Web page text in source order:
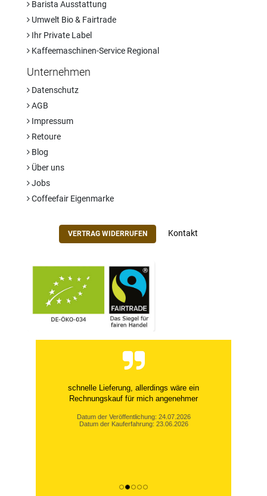
Barista Ausstattung
Umwelt Bio & Fairtrade
Ihr Private Label
Kaffeemaschinen-Service Regional
Unternehmen
Datenschutz
AGB
Impressum
Retoure
Blog
Über uns
Jobs
Coffeefair Eigenmarke
VERTRAG WIDERRUFEN Kontakt
schnelle Lieferung, allerdings wäre ein
Rechnungskauf für mich angenehmer
Datum der Veröffentlichung: 24.07.2026
Datum der Kauferfahrung: 23.06.2026